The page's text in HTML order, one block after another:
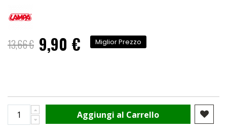
13,66 € Prezzo
speciale
9,90 € Miglior Prezzo
Aggiungi al Carrello